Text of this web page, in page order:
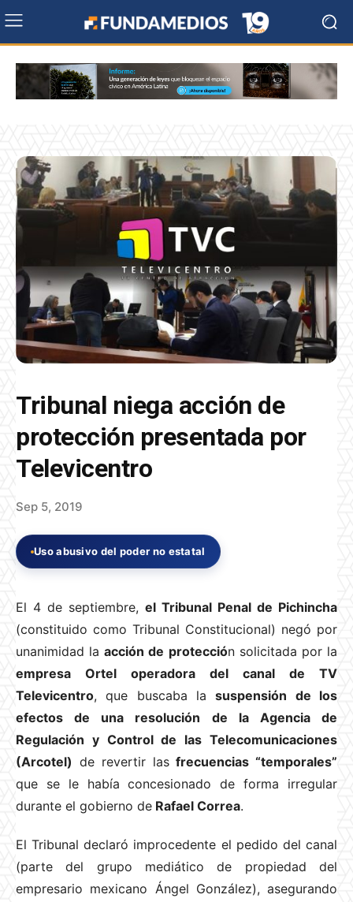
Tribunal niega acción de
protección presentada por
Televicentro
Sep 5, 2019
Uso abusivo del poder no estatal
El 4 de septiembre, el Tribunal Penal de Pichincha
(constituido como Tribunal Constitucional) negó por
unanimidad laacción de protección solicitada por la
empresa Ortel operadora del canal de TV
Televicentro, que buscaba lasuspensión de los
efectos de una resolución de la Agencia de
Regulación y Control de las Telecomunicaciones
(Arcotel) de revertir las frecuencias “temporales”
que se le había concesionado de forma irregular
durante el gobierno de Rafael Correa.
El Tribunal declaró improcedente el pedido del canal
(parte del grupo mediático de propiedad del
empresario mexicano Ángel González), asegurando